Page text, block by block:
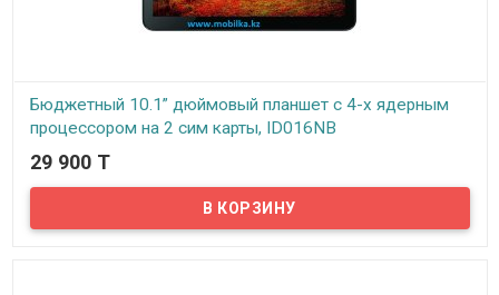
Бюджетный 10.1” дюймовый планшет с 4-х ядерным
процессором на 2 сим карты, ID016NB
В наличии
Предлагаем бюджетный планшет с большим 10.1” дюймовым TFT
IPS экраном. Данная модель так же поддерживает работу с 2 сим
картами одновременно, можно использовать планшет как
29 900 T